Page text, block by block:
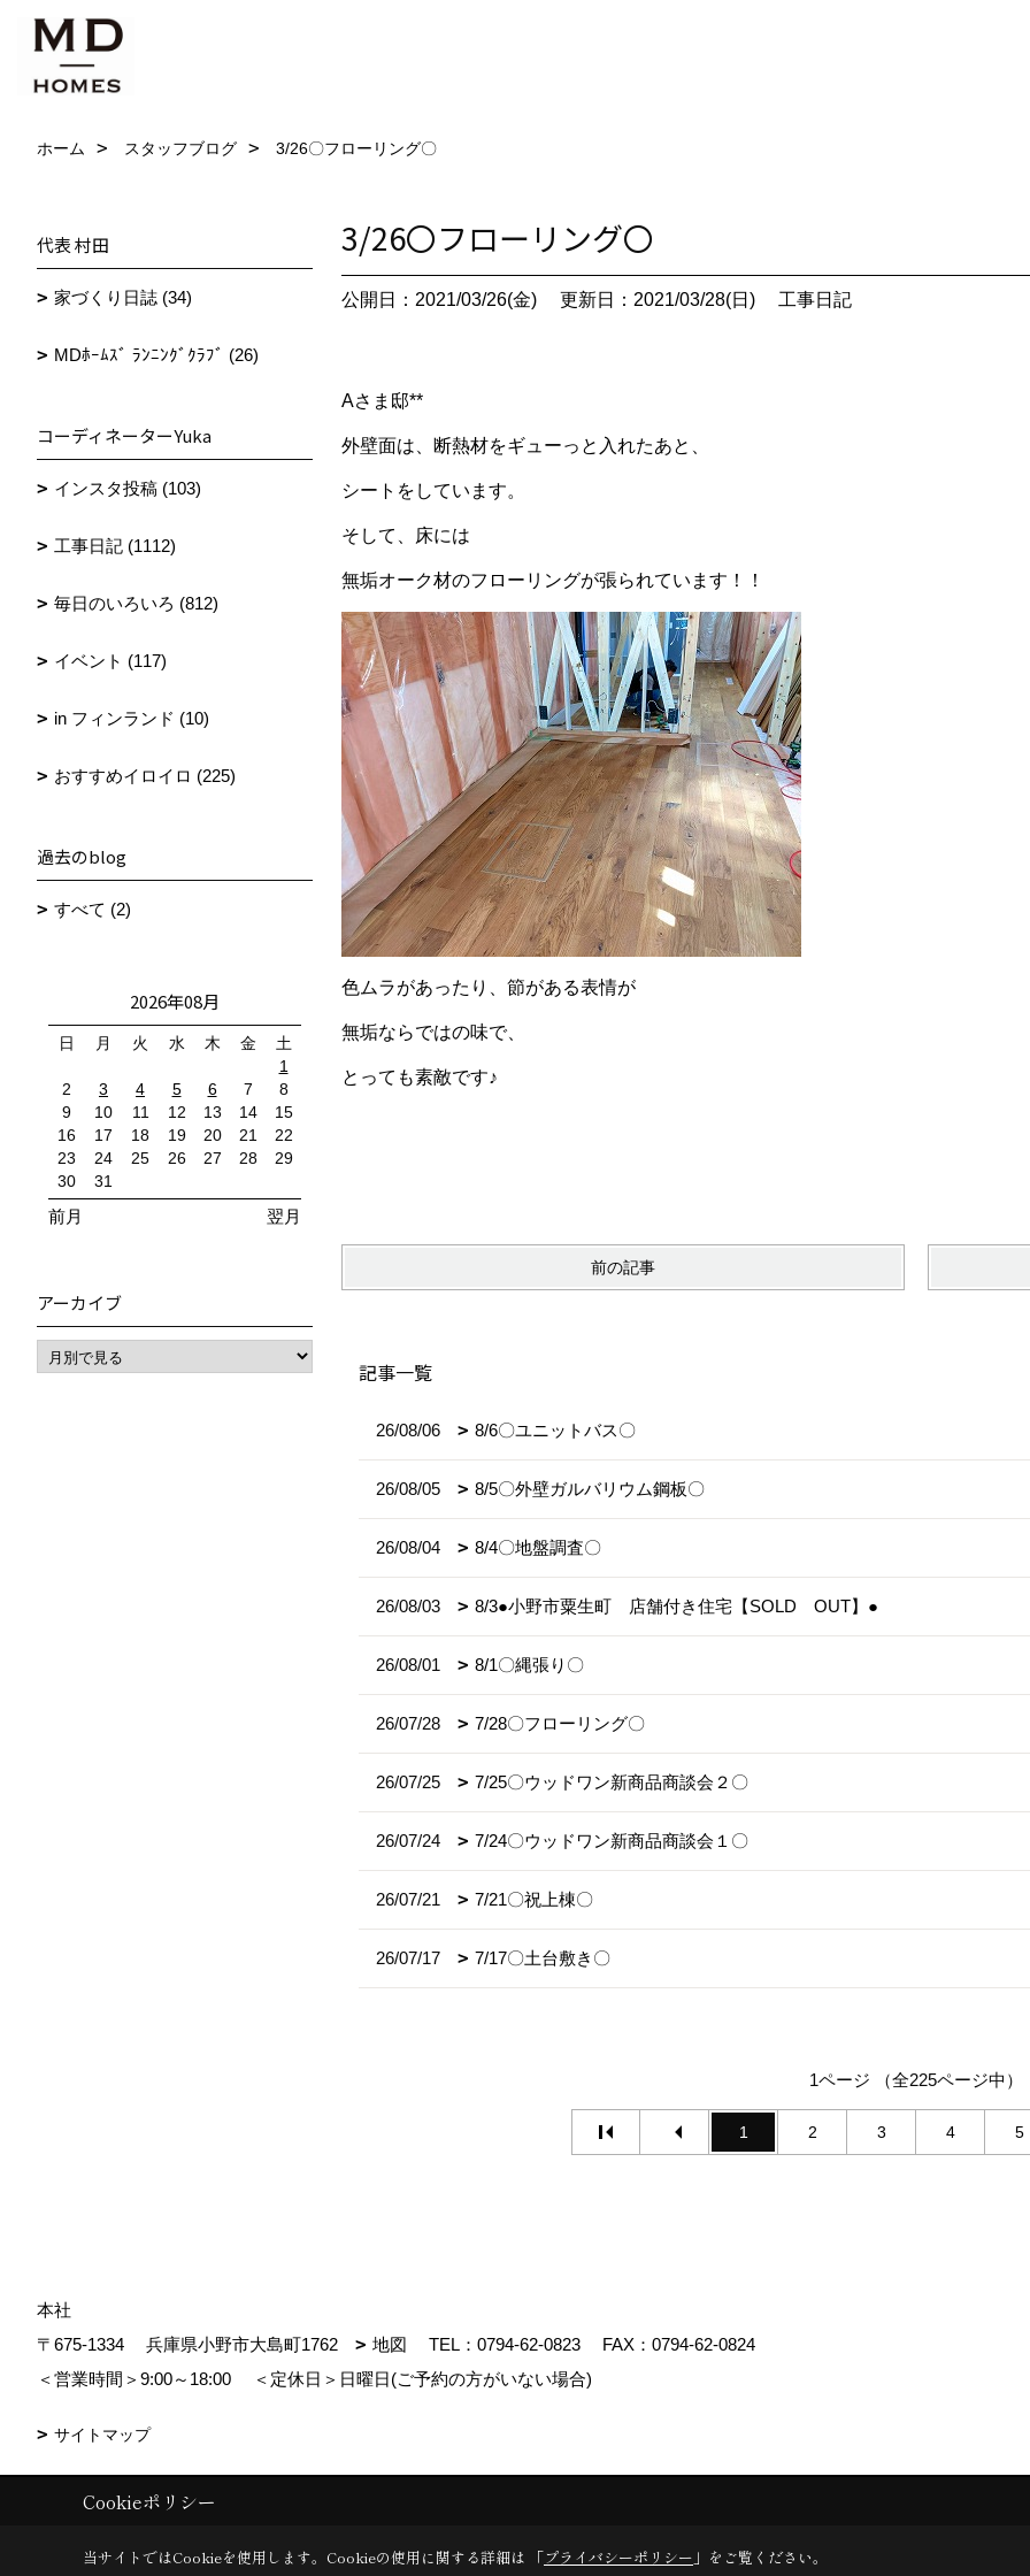
ホーム スタッフブログ 3/26〇フローリング〇
3/26〇フローリング〇
公開日：2021/03/26(金) 更新日：2021/03/28(日) 工事日記
Aさま邸**
外壁面は、断熱材をギューっと入れたあと、
シートをしています。
そして、床には
無垢オーク材のフローリングが張られています！！
色ムラがあったり、節がある表情が
無垢ならではの味で、
とっても素敵です♪
前の記事
記事一覧
26/08/06 8/6〇ユニットバス〇
26/08/05 8/5〇外壁ガルバリウム鋼板〇
26/08/04 8/4〇地盤調査〇
26/08/03 8/3●小野市粟生町 店舗付き住宅【SOLD OUT】●
26/08/01 8/1〇縄張り〇
26/07/28 7/28〇フローリング〇
26/07/25 7/25〇ウッドワン新商品商談会２〇
26/07/24 7/24〇ウッドワン新商品商談会１〇
26/07/21 7/21〇祝上棟〇
26/07/17 7/17〇土台敷き〇
1ページ （全225ページ中）
1 2 3 4 5
代表 村田
家づくり日誌 (34)
MDﾎｰﾑｽﾞ ﾗﾝﾆﾝｸﾞｸﾗﾌﾞ (26)
コーディネーターYuka
インスタ投稿 (103)
工事日記 (1112)
毎日のいろいろ (812)
イベント (117)
in フィンランド (10)
おすすめイロイロ (225)
過去のblog
すべて (2)
2026年08月
日 月 火 水 木 金
土
1
2
3 4 5 6 7
8
9
10 11 12 13 14
15
16
17 18 19 20 21
22
23
24 25 26 27 28
29
30
31
前月 翌月
アーカイブ
本社
〒675-1334
兵庫県小野市大島町1762 地図 TEL： 0794-62-0823
FAX：0794-62-0824
＜営業時間＞9:00～18:00
＜定休日＞日曜日(ご予約の方がいない場合)
サイトマップ
Copyright (c) MDhomes. All Rights Reserved.
Cookieポリシー
当サイトではCookieを使用します。 Cookieの使用に関する詳細は 「プライバシーポリシー 」をご覧ください。